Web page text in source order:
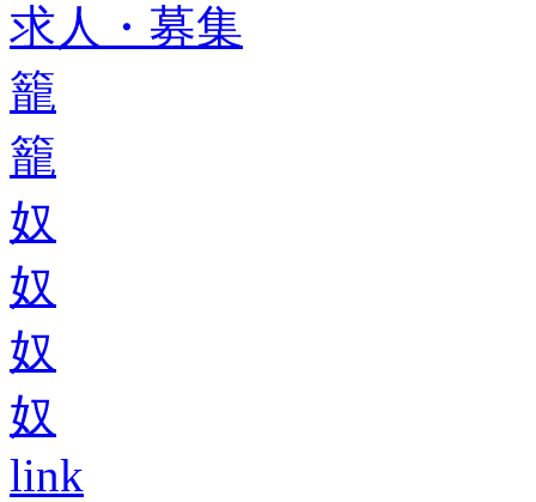
求人・募集
籠
籠
奴
奴
奴
奴
link